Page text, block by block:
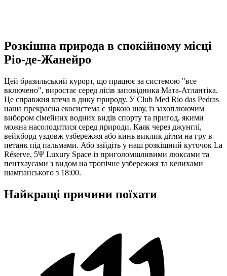
Розкішна природа в спокійному місці
Ріо-де-Жанейро
Цей бразильський курорт, що працює за системою "все
включено", виростає серед лісів заповідника Мата-Атлантіка.
Це справжня втеча в дику природу. У Club Med Rio das Pedras
наша прекрасна екосистема є зіркою шоу, із захоплюючим
вибором сімейних водних видів спорту та пригод, якими
можна насолодитися серед природи. Каяк через джунглі,
вейкборд уздовж узбережжя або кинь виклик дітям на гру в
петанк під пальмами. Або зайдіть у наш розкішний куточок La
Réserve, 5Ψ Luxury Space із приголомшливими люксами та
пентхаусами з видом на тропічне узбережжя та келихами
шампанського з 18:00.
Найкращі причини поїхати